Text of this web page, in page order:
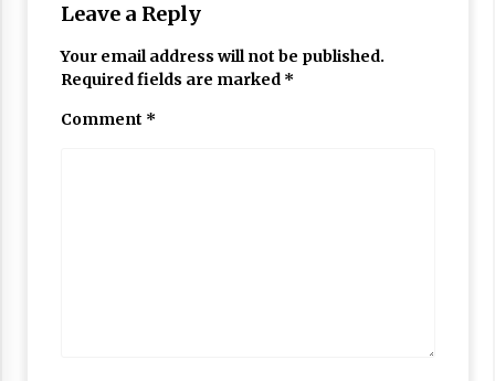
Leave a Reply
Your email address will not be published.
Required fields are marked *
Comment *